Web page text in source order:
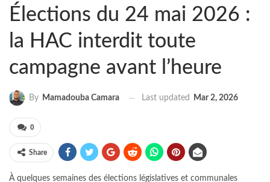
Élections du 24 mai 2026 :
la HAC interdit toute
campagne avant l’heure
By Mamadouba Camara Last updated Mar 2, 2026
0
Share
À quelques semaines des élections législatives et communales